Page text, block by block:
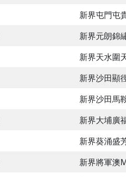
新界屯門屯
新界元朗錦
新界天水圍
新界沙田顯
新界沙田馬
新界大埔廣
新界葵涌盛
新界將軍澳